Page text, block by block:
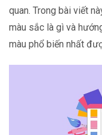
quan. Trong bài viết
màu sắc là gì và
màu phổ biến nhất